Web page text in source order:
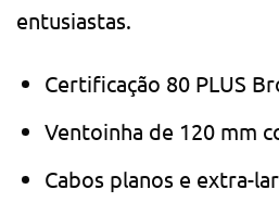
entusiastas.
Certificação 80 PLUS
Ventoinha de 120 mm
Cabos planos e extra-